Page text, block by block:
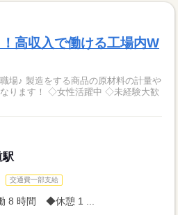
高収入で働ける工場内W
の計量や
中 ◇未経験大歓
駅
交通費一部支給
8 時間 ◆休憩 1 ...